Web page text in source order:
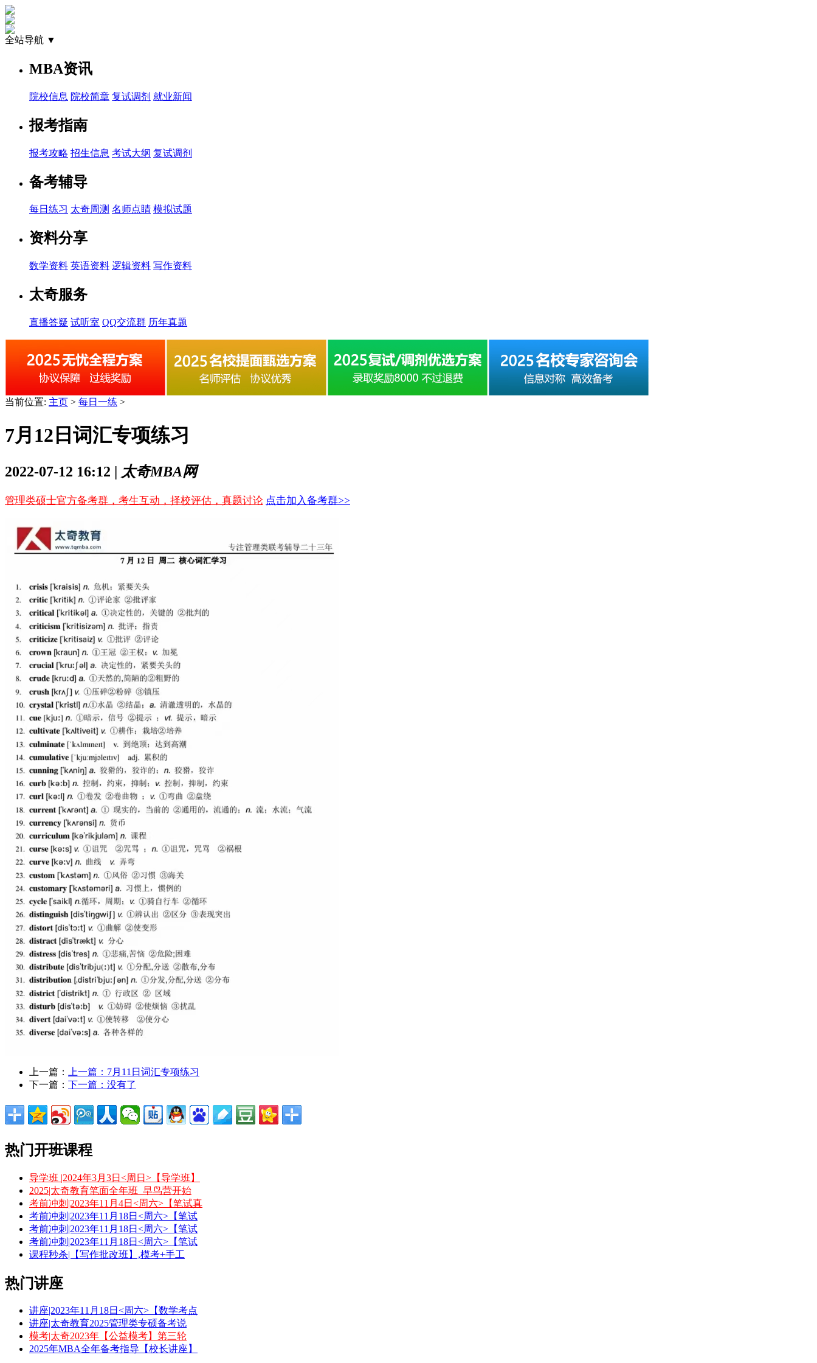
全站导航 ▼
MBA资讯
院校信息 院校简章 复试调剂 就业新闻
报考指南
报考攻略 招生信息 考试大纲 复试调剂
备考辅导
每日练习 太奇周测 名师点睛 模拟试题
资料分享
数学资料 英语资料 逻辑资料 写作资料
太奇服务
直播答疑 试听室 QQ交流群 历年真题
当前位置: 主页 > 每日一练 >
7月12日词汇专项练习
2022-07-12 16:12 | 太奇MBA网
管理类硕士官方备考群，考生互动，择校评估，真题讨论 点击加入备考群>>
上一篇： 上一篇： 7月11日词汇专项练习
下一篇： 下一篇：没有了
热门开班课程
导学班 |2024年3月3日<周日>【导学班】
2025|太奇教育笔面全年班_早鸟营开始
考前冲刺|2023年11月4日<周六>【笔试真
考前冲刺|2023年11月18日<周六>【笔试
考前冲刺|2023年11月18日<周六>【笔试
考前冲刺|2023年11月18日<周六>【笔试
课程秒杀|【写作批改班】,模考+手工
热门讲座
讲座|2023年11月18日<周六>【数学考点
讲座|太奇教育2025管理类专硕备考说
模考|太奇2023年【公益模考】第三轮
2025年MBA全年备考指导【校长讲座】